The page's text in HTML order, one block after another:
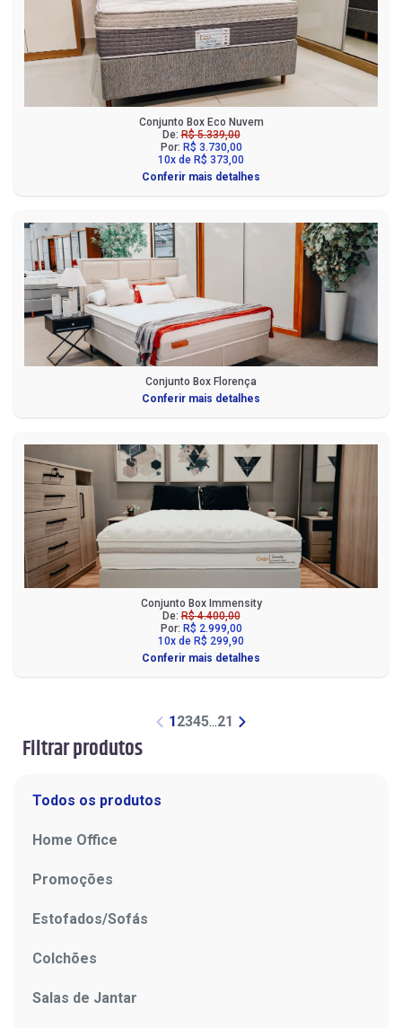
Filtrar produtos
Todos os produtos
Home Office
Promoções
Estofados/Sofás
Colchões
Salas de Jantar
Conjunto Box Eco Nuvem
De:R$ 5.339,00
Por: R$ 3.730,00
10x de R$ 373,00
Conferir mais detalhes
Conjunto Box Florença
Conferir mais detalhes
Conjunto Box Immensity
De:R$ 4.400,00
Por: R$ 2.999,00
10x de R$ 299,90
Conferir mais detalhes
1 2345...21